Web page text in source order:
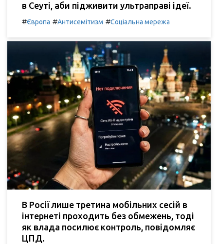
в Сеуті, аби підживити ультраправі ідеї.
#Європа #Антисемітизм #Соціальна мережа
В Росії лише третина мобільних сесій в
інтернеті проходить без обмежень, тоді
як влада посилює контроль, повідомляє
ЦПД.